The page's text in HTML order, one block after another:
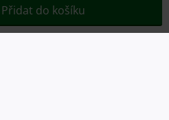
Přidat do košíku